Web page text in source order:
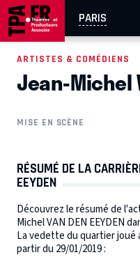
PARIS
AIX-MARSEILLE
EN TOURNÉE
ARTISTES & COMÉDIENS
Jean-Michel
MISE EN SCÈNE
RÉSUMÉ DE LA
EEYDEN
Découvrez le résumé de
Michel VAN DEN EEYDEN
La vedette du quartier joué
partir du 29/01/2019 :